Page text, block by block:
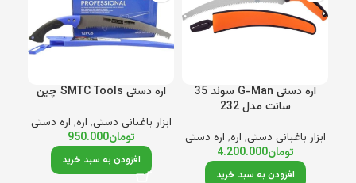
اره دستی G-Man سوئد 35
سانت مدل 232
ابزار باغبانی دستی, اره, اره دستی
تومان4.200.000
افزودن به سبد خرید
اره دستی SMTC Tools چین
ابزار باغبانی دستی, اره, اره دستی
تومان950.000
افزودن به سبد خرید